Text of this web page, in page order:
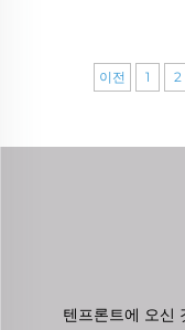
이전 1 2
텐프론트에 오신